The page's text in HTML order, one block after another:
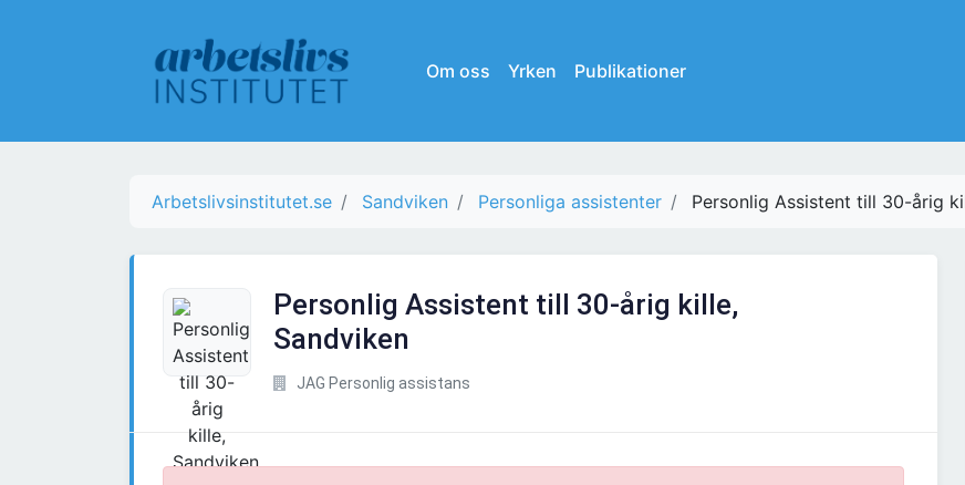
Om oss Yrken Publikationer
Arbetslivsinstitutet.se Sandviken Personliga assistenter Personlig Assistent till 30-årig
Personlig Assistent till 30-årig kille,
Sandviken
JAG Personlig assistans